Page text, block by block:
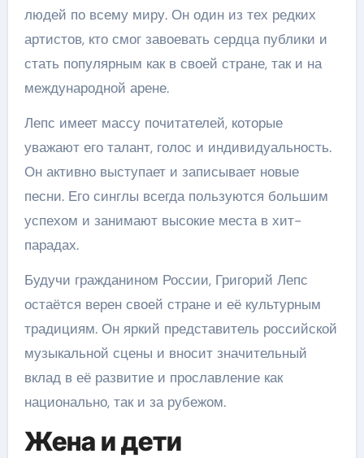
людей по всему миру. Он один из тех редких
артистов, кто смог завоевать сердца публики и
стать популярным как в своей стране, так и на
международной арене.
Лепс имеет массу почитателей, которые
уважают его талант, голос и индивидуальность.
Он активно выступает и записывает новые
песни. Его синглы всегда пользуются большим
успехом и занимают высокие места в хит-
парадах.
Будучи гражданином России, Григорий Лепс
остаётся верен своей стране и её культурным
традициям. Он яркий представитель российской
музыкальной сцены и вносит значительный
вклад в её развитие и прославление как
национально, так и за рубежом.
Жена и дети